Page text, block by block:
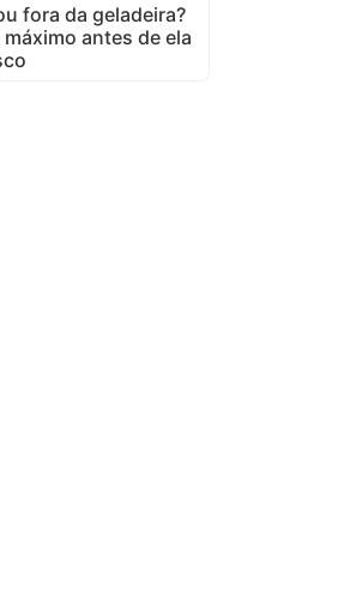
fora da geladeira?
antes de ela